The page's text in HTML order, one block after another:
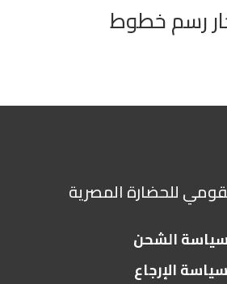
رسم خطوط
للحضارة المصرية
سياسة الشحن
سياسة الإرجاع